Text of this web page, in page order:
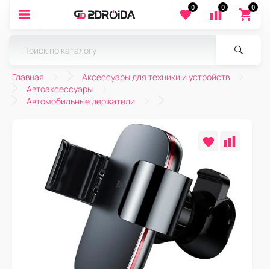
0 0 0
Главная
Аксессуары для техники и устройств
Автоаксессуары
Автомобильные держатели